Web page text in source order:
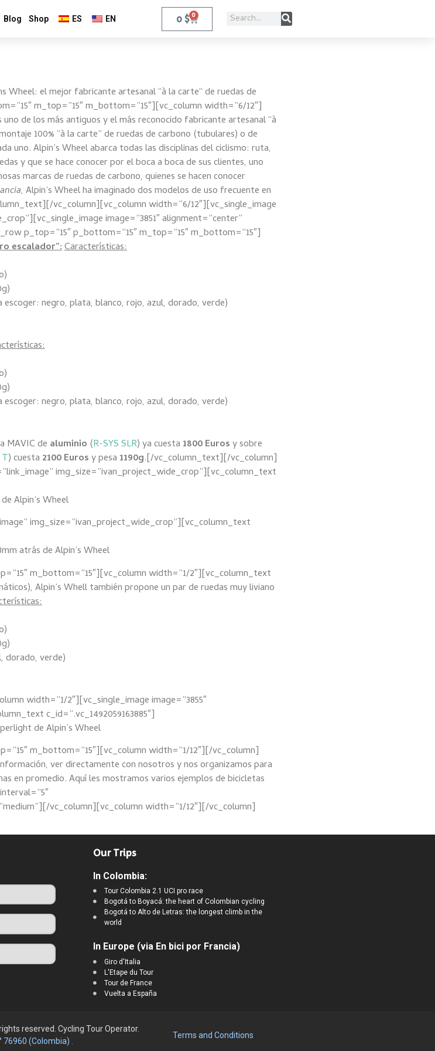
Blog Shop ES EN 0 $ 0
el mejor fabricante artesanal “à la carte“ de ruedas de
m_top=”15″ m_bottom=”15″][vc_column width=”6/12″]
uno de los más antiguos y el más reconocido fabricante artesanal “à
100% “à la carte” de ruedas de carbono (tubulares) o de
uno. Alpin’s Wheel abarca todas las disciplinas del ciclismo: ruta,
y que se hace conocer por el boca a boca de sus clientes, uno
marcas de ruedas de carbono, quienes se hacen conocer
, Alpin’s Wheel ha imaginado dos modelos de uso frecuente en
vc_column][vc_column width=”6/12″][vc_single_image
image=”3851″ alignment=”center”
p_top=”15″ p_bottom=”15″ m_top=”15″ m_bottom=”15″]
escalador”:Características:
negro, plata, blanco, rojo, azul, dorado, verde)
negro, plata, blanco, rojo, azul, dorado, verde)
MAVIC de aluminio (R-SYS SLR) ya cuesta1800 Eurosy sobre
) cuesta 2100 Eurosy pesa1190g.[/vc_column_text][/vc_column]
img_size=”ivan_project_wide_crop”][vc_column_text
Alpin’s Wheel
img_size=”ivan_project_wide_crop”][vc_column_text
atrás de Alpin’s Wheel
m_bottom=”15″][vc_column width=”1/2″][vc_column_text
Alpin’s Whell también propone un par de ruedas muy liviano
dorado, verde)
width=”1/2″][vc_single_image image=”3855″
c_id=”.vc_1492059163885″]
de Alpin’s Wheel
m_bottom=”15″][vc_column width=”1/12″][/vc_column]
ver directamente con nosotros y nos organizamos para
en promedio. Aquí les mostramos varios ejemplos de bicicletas
vc_column][vc_column width=”1/12″][/vc_column]
Our Trips
In Colombia:
Tour Colombia 2.1 UCI pro race
Bogotá to Boyacá: the heart of Colombian cycling
Bogotá to Alto de Letras: the longest climb in the
world
In Europe (via En bici por Francia)
Giro d'Italia
L'Etape du Tour
Tour de France
Vuelta a España
reserved. Cycling Tour Operator.
76960 (Colombia)
Terms and Conditions